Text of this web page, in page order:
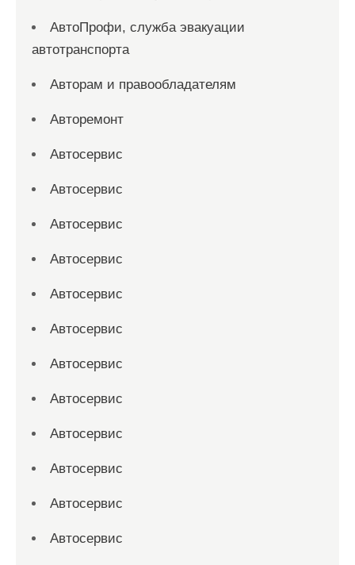
АвтоПрофи, служба эвакуации
автотранспорта
Авторам и правообладателям
Авторемонт
Автосервис
Автосервис
Автосервис
Автосервис
Автосервис
Автосервис
Автосервис
Автосервис
Автосервис
Автосервис
Автосервис
Автосервис